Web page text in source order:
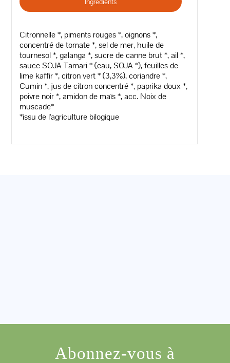
Citronnelle *, piments rouges *, oignons *,
concentré de tomate *, sel de mer, huile de
tournesol *, galanga *, sucre de canne brut *, ail *,
sauce SOJA Tamari * (eau, SOJA *), feuilles de
lime kaffir *, citron vert * (3,3%), coriandre *,
Cumin *, jus de citron concentré *, paprika doux *,
poivre noir *, amidon de maïs *, acc. Noix de
muscade*
*issu de l'agriculture bilogique
Abonnez-vous à